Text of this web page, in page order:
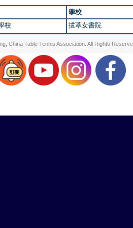
學校
校
拔萃女書院